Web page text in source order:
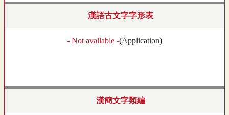
漢語古文字字形表
- Not available -(Application)
漢簡文字類編